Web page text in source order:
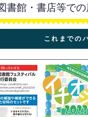
書館・書店等で
これまでの